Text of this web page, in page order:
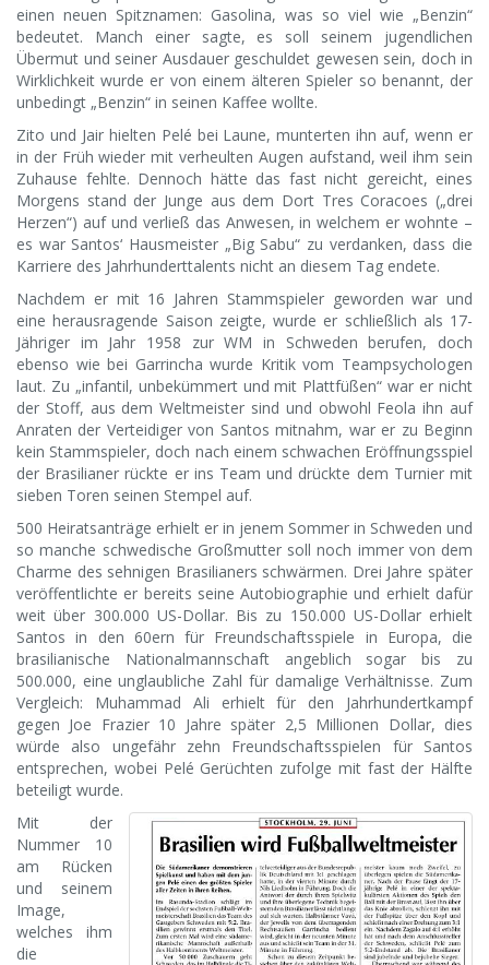
einen neuen Spitznamen: Gasolina, was so viel wie „Benzin“
bedeutet. Manch einer sagte, es soll seinem jugendlichen
Übermut und seiner Ausdauer geschuldet gewesen sein, doch in
Wirklichkeit wurde er von einem älteren Spieler so benannt, der
unbedingt „Benzin“ in seinen Kaffee wollte.
Zito und Jair hielten Pelé bei Laune, munterten ihn auf, wenn er
in der Früh wieder mit verheulten Augen aufstand, weil ihm sein
Zuhause fehlte. Dennoch hätte das fast nicht gereicht, eines
Morgens stand der Junge aus dem Dort Tres Coracoes („drei
Herzen“) auf und verließ das Anwesen, in welchem er wohnte –
es war Santos‘ Hausmeister „Big Sabu“ zu verdanken, dass die
Karriere des Jahrhunderttalents nicht an diesem Tag endete.
Nachdem er mit 16 Jahren Stammspieler geworden war und
eine herausragende Saison zeigte, wurde er schließlich als 17-
Jähriger im Jahr 1958 zur WM in Schweden berufen, doch
ebenso wie bei Garrincha wurde Kritik vom Teampsychologen
laut. Zu „infantil, unbekümmert und mit Plattfüßen“ war er nicht
der Stoff, aus dem Weltmeister sind und obwohl Feola ihn auf
Anraten der Verteidiger von Santos mitnahm, war er zu Beginn
kein Stammspieler, doch nach einem schwachen Eröffnungsspiel
der Brasilianer rückte er ins Team und drückte dem Turnier mit
sieben Toren seinen Stempel auf.
500 Heiratsanträge erhielt er in jenem Sommer in Schweden und
so manche schwedische Großmutter soll noch immer von dem
Charme des sehnigen Brasilianers schwärmen. Drei Jahre später
veröffentlichte er bereits seine Autobiographie und erhielt dafür
weit über 300.000 US-Dollar. Bis zu 150.000 US-Dollar erhielt
Santos in den 60ern für Freundschaftsspiele in Europa, die
brasilianische Nationalmannschaft angeblich sogar bis zu
500.000, eine unglaubliche Zahl für damalige Verhältnisse. Zum
Vergleich: Muhammad Ali erhielt für den Jahrhundertkampf
gegen Joe Frazier 10 Jahre später 2,5 Millionen Dollar, dies
würde also ungefähr zehn Freundschaftsspielen für Santos
entsprechen, wobei Pelé Gerüchten zufolge mit fast der Hälfte
beteiligt wurde.
Mit der
Nummer 10
am Rücken
und seinem
Image,
welches ihm
die